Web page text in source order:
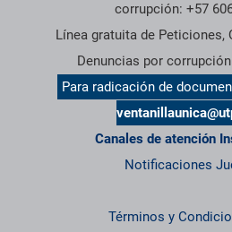
corrupción: +57
Línea gratuita de Peticiones,
Denuncias por
Para radicación de
Canales de atención
Notificaciones
Términos y